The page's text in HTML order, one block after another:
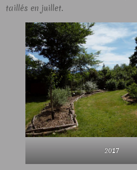
taillés en juillet.
2017